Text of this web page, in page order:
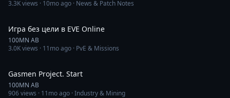
3.3Kviews · 10mo ago · News & Patch Notes
Игра без цели в EVE Online
100MN AB
3.0Kviews · 11mo ago · PvE & Missions
Gasmen Project. Start
100MN AB
906views · 11mo ago · Industry & Mining